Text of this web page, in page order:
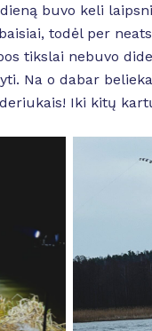
buvo keli
todėl per
tikslai nebuvo
Na o dabar
Iki kitų